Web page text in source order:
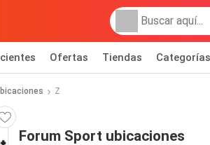
Ofertas Tiendas Categorías
Z
Forum Sport ubicaciones